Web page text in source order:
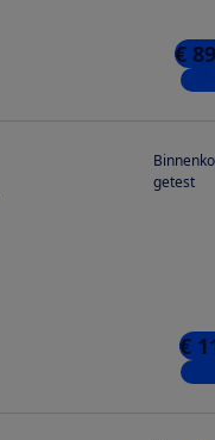
€
1
getest
€
1